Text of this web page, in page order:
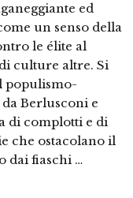
ed
un senso della
le élite al
culture altre. Si
populismo-
Berlusconi e
di complotti e di
che ostacolano il
dai fiaschi …